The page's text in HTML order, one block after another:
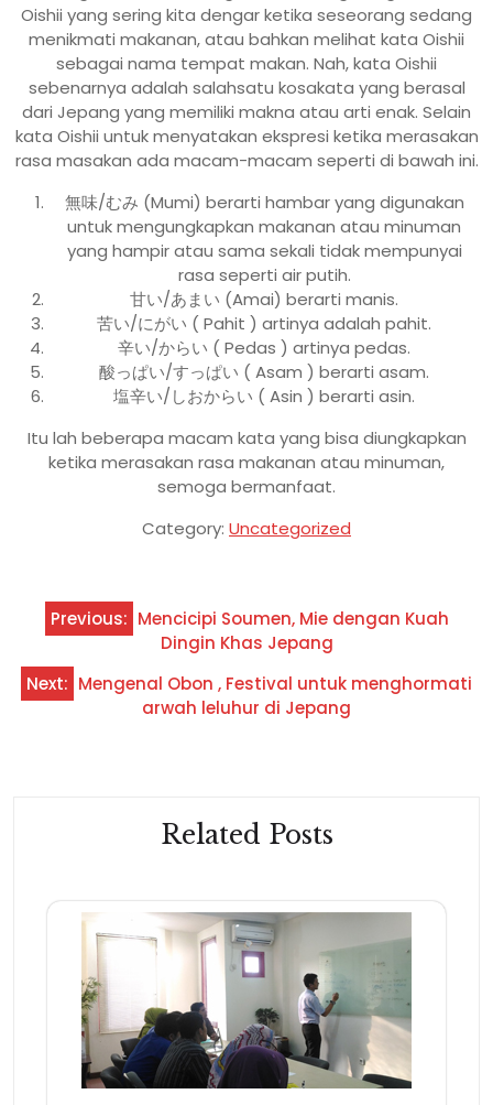
Oishii yang sering kita dengar ketika seseorang sedang
menikmati makanan, atau bahkan melihat kata Oishii
sebagai nama tempat makan. Nah, kata Oishii
sebenarnya adalah salahsatu kosakata yang berasal
dari Jepang yang memiliki makna atau arti enak. Selain
kata Oishii untuk menyatakan ekspresi ketika merasakan
rasa masakan ada macam-macam seperti di bawah ini.
無味/むみ (Mumi) berarti hambar yang digunakan
untuk mengungkapkan makanan atau minuman
yang hampir atau sama sekali tidak mempunyai
rasa seperti air putih.
甘い/あまい (Amai) berarti manis.
苦い/にがい ( Pahit ) artinya adalah pahit.
辛い/からい ( Pedas ) artinya pedas.
酸っぱい/すっぱい ( Asam ) berarti asam.
塩辛い/しおからい ( Asin ) berarti asin.
Itu lah beberapa macam kata yang bisa diungkapkan
ketika merasakan rasa makanan atau minuman,
semoga bermanfaat.
Category: Uncategorized
Navigasi
pos
Previous: Mencicipi Soumen, Mie dengan Kuah
Dingin Khas Jepang
Next: Mengenal Obon , Festival untuk menghormati
arwah leluhur di Jepang
Related Posts